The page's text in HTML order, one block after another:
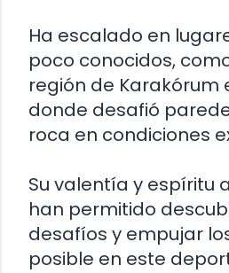
Ha escalado en
poco conocidos,
región de Karakórum
donde desafió
roca en condiciones
Su valentía y espíritu
han permitido
desafíos y empujar
posible en este